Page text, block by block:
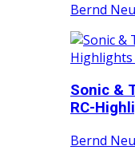
Bernd
Sonic &
RC-
Bernd